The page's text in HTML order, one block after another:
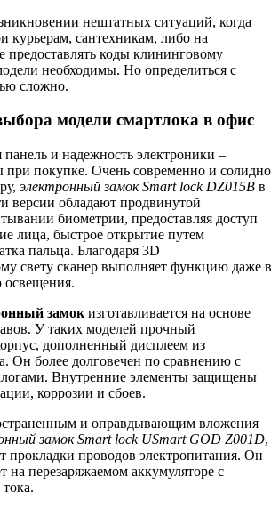
нештатных ситуаций, когда
курьерам, сантехникам, либо на
предоставлять коды клининговому
необходимы. Но определиться с
сложно.
модели смартлока в офис
и надежность электроники –
при покупке. Очень современно и солидно
электронный замокSmart lock DZ015B в
версии обладают продвинутой
биометрии, предоставляя доступ
лица, быстрое открытие путем
пальца. Благодаря 3D
свету сканер выполняет функцию даже в
освещения.
замок изготавливается на основе
У таких моделей прочный
дополненный дисплеем из
Он более долговечен по сравнению с
Внутренние элементы защищены
коррозии и сбоев.
и оправдывающим вложения
замокSmart lock USmart GOD Z001D,
прокладки проводов электропитания. Он
на перезаряжаемом аккумуляторе с